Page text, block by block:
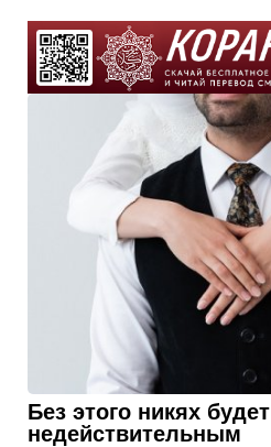
Без этого никях будет
недействительным